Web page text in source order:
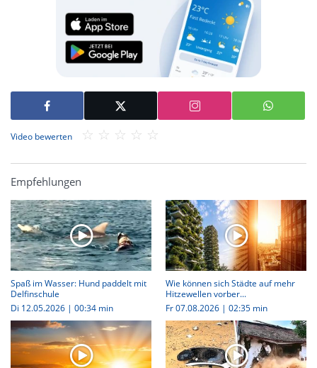
Video bewerten
Empfehlungen
Spaß im Wasser: Hund paddelt mit
Delfinschule
Di 12.05.2026 | 00:34 min
Wie können sich Städte auf mehr
Hitzewellen vorber...
Fr 07.08.2026 | 02:35 min